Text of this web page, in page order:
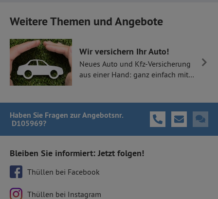
Weitere Themen und Angebote
Wir versichern Ihr Auto!
Neues Auto und Kfz-Versicherung
aus einer Hand: ganz einfach mit
Haben Sie Fragen zur Angebotsnr.
D105969?
Bleiben Sie informiert: Jetzt folgen!
Thüllen bei Facebook
Thüllen bei Instagram